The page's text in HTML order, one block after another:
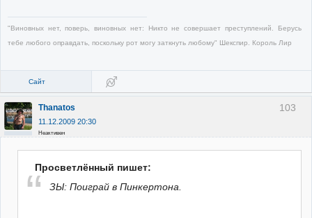
"Виновных нет, поверь, виновных нет: Никто не совершает преступлений. Берусь
тебе любого оправдать, поскольку рот могу заткнуть любому" Шекспир. Король Лир
Сайт
103
Thanatos
11.12.2009 20:30
Неактивен
Просветлённый пишет:
ЗЫ: Поиграй в Пинкертона.